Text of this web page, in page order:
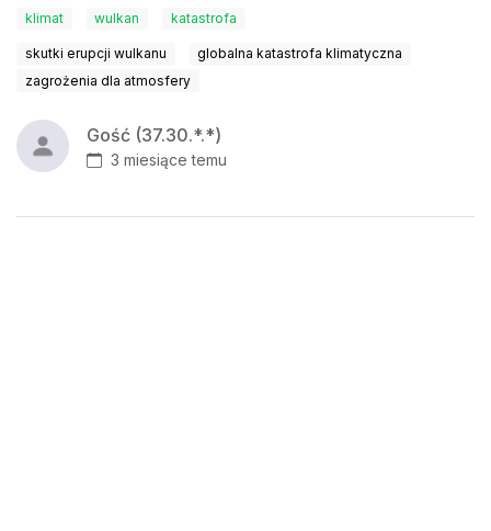
klimat wulkan katastrofa
skutki erupcji wulkanu
globalna katastrofa klimatyczna
zagrożenia dla atmosfery
Gość (37.30.*.*)
3 miesiące temu